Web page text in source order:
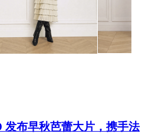
布早秋芭蕾大片，携手法